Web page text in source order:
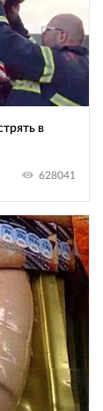
в
628041